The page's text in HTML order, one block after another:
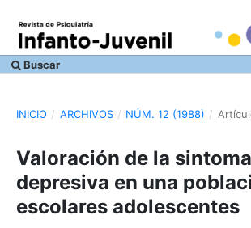
Buscar
INICIO / ARCHIVOS / NÚM. 12 (1988) /
Valoración de la
depresiva en una
escolares adolescentes